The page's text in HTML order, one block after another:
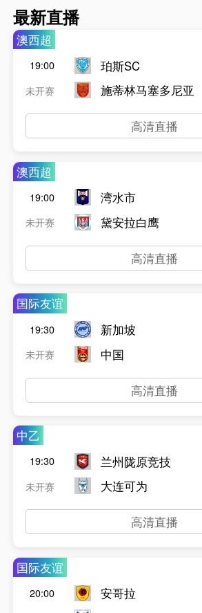
最新直播
澳西超
19:00
未开赛
珀斯SC
施蒂林马塞多尼亚
高清直播
澳西超
19:00
未开赛
湾水市
黛安拉白鹰
高清直播
国际友谊
19:30
未开赛
新加坡
中国
高清直播
中乙
19:30
未开赛
兰州陇原竞技
大连可为
高清直播
国际友谊
20:00
安哥拉